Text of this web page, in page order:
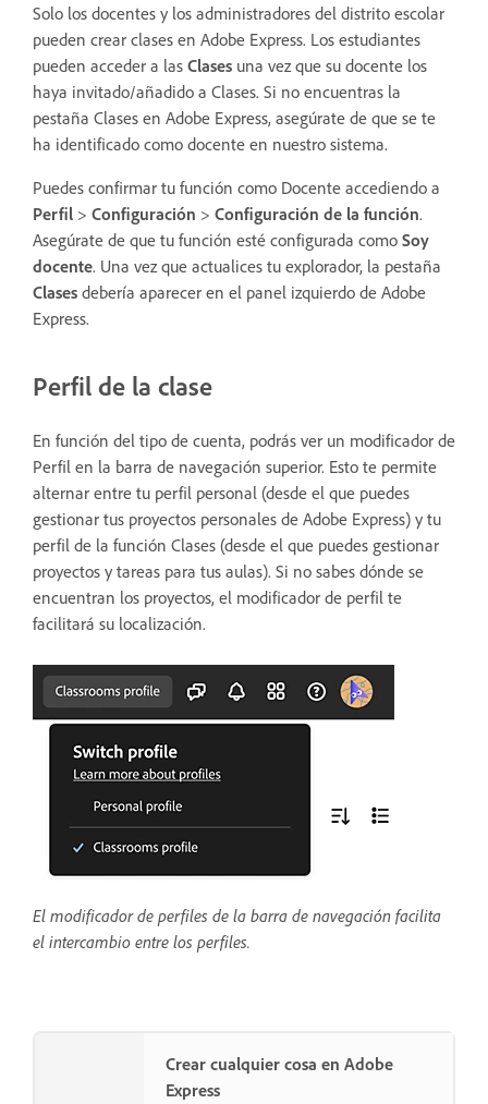
Solo los docentes y los administradores del distrito escolar
pueden crear clases en Adobe Express. Los estudiantes
pueden acceder a las Clases una vez que su docente los
haya invitado/añadido a Clases. Si no encuentras la
pestaña Clases en Adobe Express, asegúrate de que se te
ha identificado como docente en nuestro sistema.
Puedes confirmar tu función como Docente accediendo a
Perfil > Configuración > Configuración de la función.
Asegúrate de que tu función esté configurada como Soy
docente. Una vez que actualices tu explorador, la pestaña
Clases debería aparecer en el panel izquierdo de Adobe
Express.
Perfil de la clase
En función del tipo de cuenta, podrás ver un modificador de
Perfil en la barra de navegación superior. Esto te permite
alternar entre tu perfil personal (desde el que puedes
gestionar tus proyectos personales de Adobe Express) y tu
perfil de la función Clases (desde el que puedes gestionar
proyectos y tareas para tus aulas). Si no sabes dónde se
encuentran los proyectos, el modificador de perfil te
facilitará su localización.
El modificador de perfiles de la barra de navegación facilita
el intercambio entre los perfiles.
Crear cualquier cosa en Adobe
Express